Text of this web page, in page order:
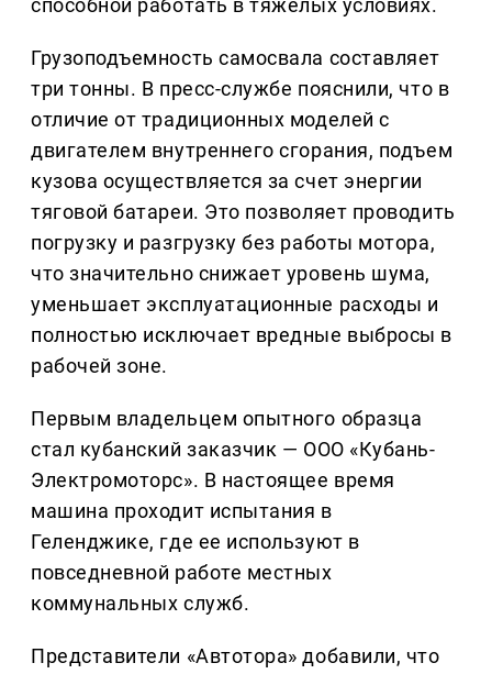
способной работать в тяжелых условиях.
Грузоподъемность самосвала составляет
три тонны. В пресс-службе пояснили, что в
отличие от традиционных моделей с
двигателем внутреннего сгорания, подъем
кузова осуществляется за счет энергии
тяговой батареи. Это позволяет проводить
погрузку и разгрузку без работы мотора,
что значительно снижает уровень шума,
уменьшает эксплуатационные расходы и
полностью исключает вредные выбросы в
рабочей зоне.
Первым владельцем опытного образца
стал кубанский заказчик — ООО «Кубань-
Электромоторс». В настоящее время
машина проходит испытания в
Геленджике, где ее используют в
повседневной работе местных
коммунальных служб.
Представители «Автотора» добавили, что